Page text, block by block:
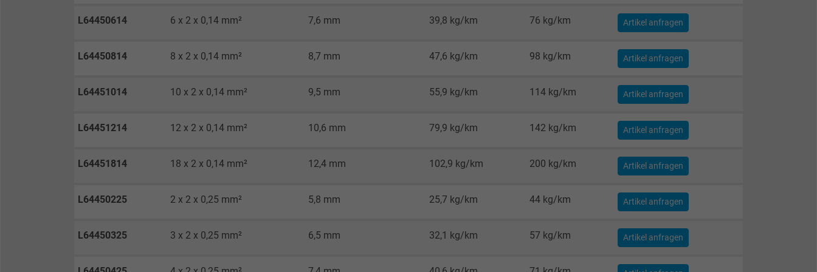
Anbieter Google LLC
Laufzeit 1 Minute
Zweck
Erzeugt statistische Daten darüber, wie der
Laufzeit 1 Jahr
Wird verwendet, um die Aktionen eines
L64450614 6 x 2 x 0,14 mm² 7,6 mm 39,8 kg/km 76 kg/km Artikel anfragen
L64450814 8 x 2 x 0,14 mm² 8,7 mm 47,6 kg/km 98 kg/km Artikel anfragen
L64451014 10 x 2 x 0,14 mm² 9,5 mm 55,9 kg/km 114 kg/km Artikel anfragen
L64451214 12 x 2 x 0,14 mm² 10,6 mm 79,9 kg/km 142 kg/km Artikel anfragen
L64451814 18 x 2 x 0,14 mm² 12,4 mm 102,9 kg/km 200 kg/km Artikel anfragen
L64450225 2 x 2 x 0,25 mm² 5,8 mm 25,7 kg/km 44 kg/km Artikel anfragen
L64450325 3 x 2 x 0,25 mm² 6,5 mm 32,1 kg/km 57 kg/km Artikel anfragen